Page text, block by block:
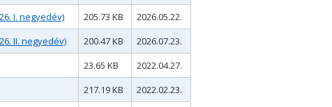
I. negyedév)
205.73 KB
2026.05.22.
II. negyedév)
200.47 KB
2026.07.23.
23.65 KB
2022.04.27.
217.19 KB
2022.02.23.